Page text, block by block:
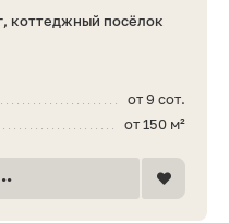
коттеджный посёлок
от 9 сот.
от 150 м²